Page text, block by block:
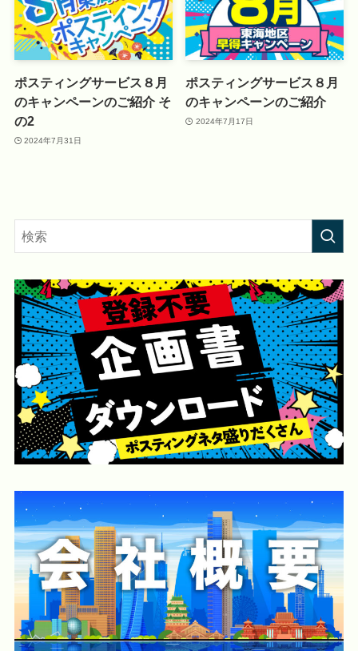
ポスティングサービス８月
のキャンペーンのご紹介 そ
の2
2024年7月31日
ポスティングサービス８月
のキャンペーンのご紹介
2024年7月17日